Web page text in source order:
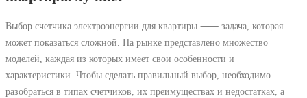
Выбор счетчика электроэнергии для квартиры ⸺ задача, которая
может показаться сложной. На рынке представлено множество
моделей, каждая из которых имеет свои особенности и
характеристики. Чтобы сделать правильный выбор, необходимо
разобраться в типах счетчиков, их преимуществах и недостатках, а